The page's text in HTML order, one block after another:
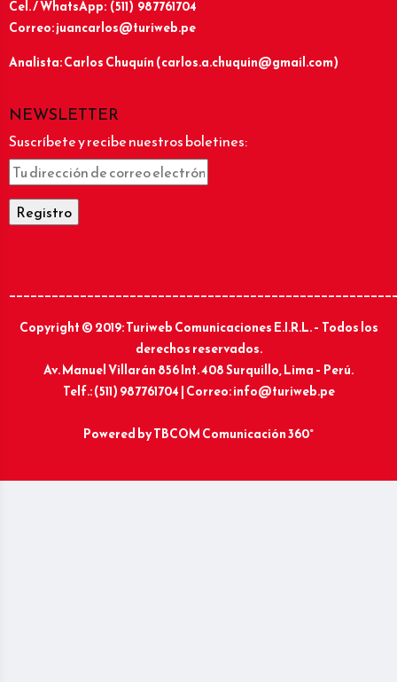
Cel. / WhatsApp: (511) 987761704
Correo: juancarlos@turiweb.pe
Analista: Carlos Chuquín (carlos.a.chuquin@gmail.com)
NEWSLETTER
Suscríbete y recibe nuestros boletines:
Copyright © 2019: Turiweb Comunicaciones E.I.R.L. – Todos los
derechos reservados.
Av. Manuel Villarán 856 Int. 408 Surquillo, Lima – Perú.
Telf.: (511) 987761704 | Correo: info@turiweb.pe
Powered byTBCOM Comunicación 360°